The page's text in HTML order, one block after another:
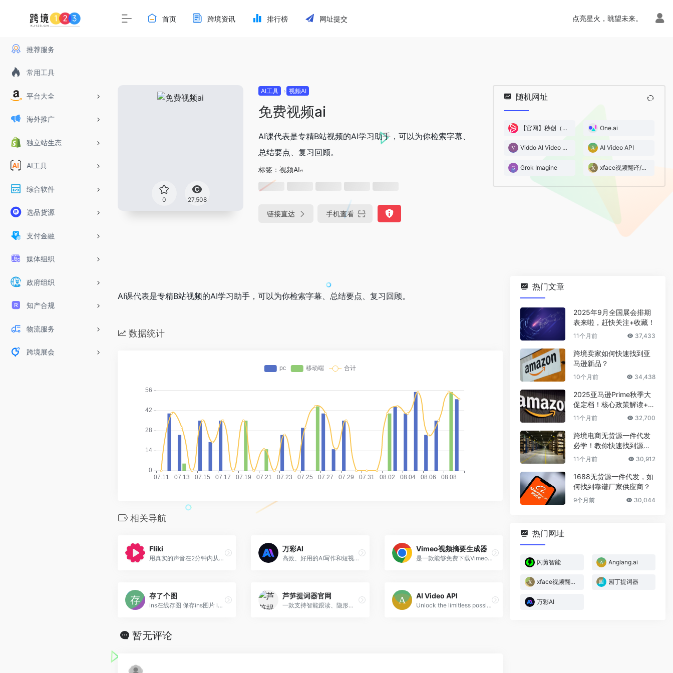
推荐服务
常用工具
平台大全
海外推广
独立站生态
AI工具
综合软件
选品货源
支付金融
媒体组织
政府组织
知产合规
物流服务
跨境展会
首页 跨境资讯 排行榜 网址提交 点亮星火，眺望未来。
0 27,508
AI工具 视频AI
免费视频ai
AI课代表是专精B站视频的AI学习助手，可以为你检索字幕、
总结要点、复习回顾。
标签： 视频AI
链接直达 手机查看
随机网址
【官网】秒创（一帧秒创） One.ai
Viddo AI Video Generator AI Video API
Grok Imagine xface视频翻译/换脸
AI课代表是专精B站视频的AI学习助手，可以为你检索字幕、总结要点、复习回顾。
数据统计
相关导航
Fliki
用真实的声音在2分钟内从脚本或博客文章中创建视频!
万彩AI
高效、好用的AI写作和短视频创作平台，大V博主都在用 一键生成令人拍案叫绝的原创内容，大幅提高你的工作效率
Vimeo视频摘要生成器
是一款能够免费下载Vimeo视频，并集成chatGPT快速生成Vimeo视频的摘要。
存了个图
ins在线存图 保存ins图片 ins照片保存网址 能下载ins照片的软件 ins照片不能保存吗 ins如何存图 youtube下载视频要钱吗 youtube下
芦笋提词器官网
一款支持智能跟读、隐形提词的应用；告别忘词，一镜到底
AI Video API
Unlock the limitless possibilities of AI creation! CQTAI (cqtai.com) is now offi
暂无评论
热门文章
2025年9月全国展会排期
表来啦，赶快关注+收藏！
11个月前 37,433
跨境卖家如何快速找到亚
马逊新品？
10个月前 34,438
2025亚马逊Prime秋季大
促定档！核心政策解读+爆
款选品攻略
11个月前 32,700
跨境电商无货源一件代发
必学！教你快速找到源头
厂家
11个月前 30,912
1688无货源一件代发，如
何找到靠谱厂家供应商？
9个月前 30,044
热门网址
闪剪智能 Anglang.ai
xface视频翻译/换脸 园丁提词器
万彩AI